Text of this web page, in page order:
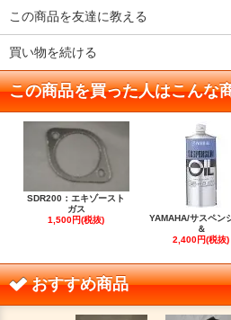
この商品を友達に教える
買い物を続ける
この商品を買った人はこんな
SDR200：エキゾースト
ガス
1,500円(税抜)
YAMAHA/サスペン
＆
2,400円(税抜)
おすすめ商品